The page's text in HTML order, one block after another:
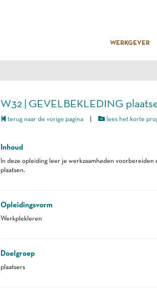
WERKGEVER
W32 | GEVELBEKLEDING
terug naar de vorige pagina| lees het korte
Inhoud
In deze opleiding leer je werkzaamheden
plaatsen.
Opleidingsvorm
Werkplekleren
Doelgroep
plaatsers